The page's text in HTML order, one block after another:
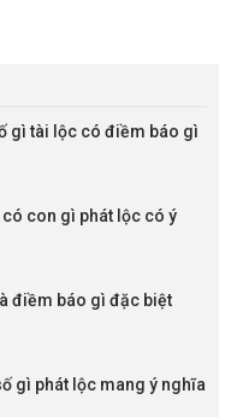
gì tài lộc có điềm báo gì
con gì phát lộc có ý
điềm báo gì đặc biệt
gì phát lộc mang ý nghĩa